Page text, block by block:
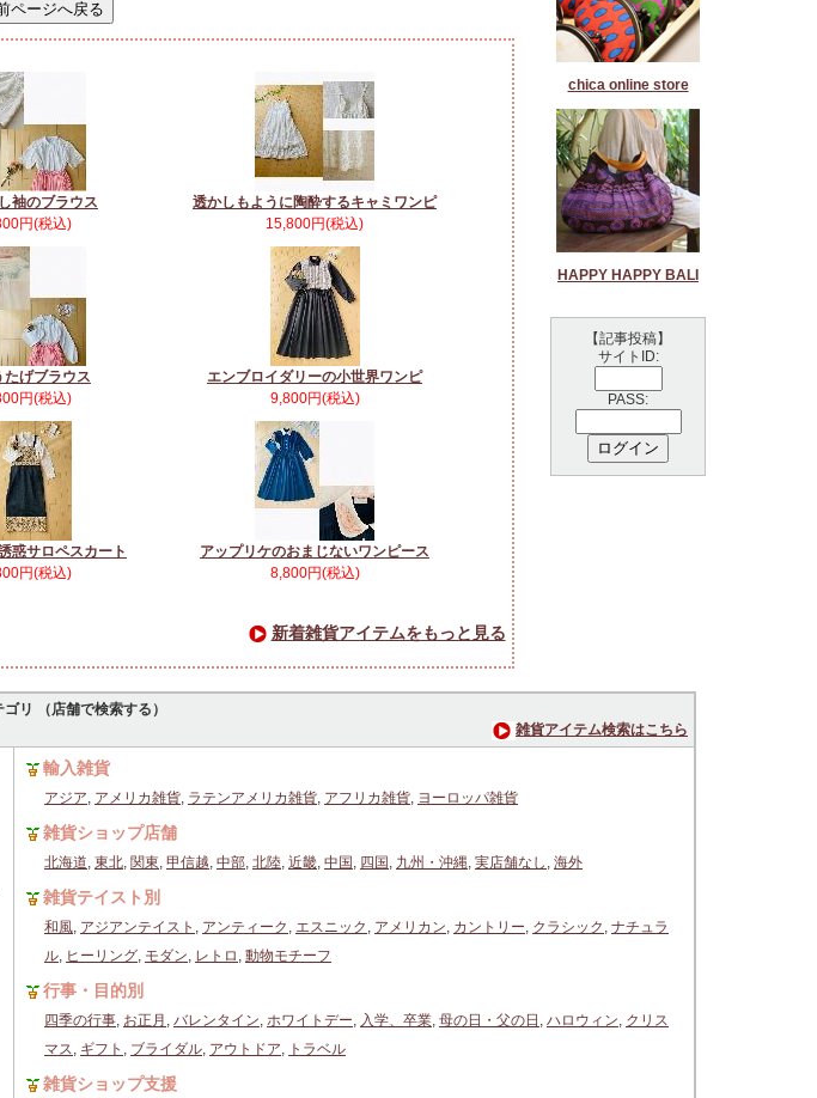
袖のブラウス
円(税込)
透かしもように陶酔するキャミワンピ
15,800円(税込)
たげブラウス
円(税込)
エンブロイダリーの小世界ワンピ
9,800円(税込)
惑サロペスカート
円(税込)
アップリケのおまじないワンピース
8,800円(税込)
新着雑貨アイテムをもっと見る
chica online store
HAPPY HAPPY BALI
【記事投稿】
サイトID:
PASS:
リ （店舗で検索する）
雑貨アイテム検索はこちら
輸入雑貨
アジア, アメリカ雑貨, ラテンアメリカ雑貨, アフリカ雑貨, ヨーロッパ雑貨
雑貨ショップ店舗
北海道, 東北, 関東, 甲信越, 中部, 北陸, 近畿, 中国 , 四国 , 九州・沖縄, 実店舗なし , 海外
雑貨テイスト別
和風, アジアンテイスト , アンティーク , エスニック , アメリカン, カントリー, クラシック , ナチュラ
ル, ヒーリング, モダン, レトロ , 動物モチーフ
行事・目的別
四季の行事, お正月 , バレンタイン, ホワイトデー, 入学、卒業, 母の日・父の日 , ハロウィン, クリス
マス, ギフト , ブライダル, アウトドア, トラベル
雑貨ショップ支援